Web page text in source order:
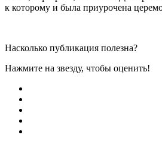
к которому и была приурочена
Насколько публикация полезна?
Нажмите на звезду, чтобы оценить!